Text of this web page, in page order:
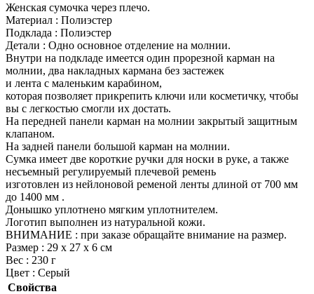
Женская сумочка через плечо.
Материал : Полиэстер
Подклада : Полиэстер
Детали : Одно основное отделение на молнии.
Внутри на подкладе имеется один прорезной карман на
молнии, два накладных кармана без застежек
и лента с маленьким карабином,
которая позволяет прикрепить ключи или косметичку, чтобы
вы с легкостью смогли их достать.
На передней панели карман на молнии закрытый защитным
клапаном.
На задней панели большой карман на молнии.
Сумка имеет две короткие ручки для носки в руке, а также
несъемный регулируемый плечевой ремень
изготовлен из нейлоновой ременой ленты длиной от 700 мм
до 1400 мм .
Донышко уплотнено мягким уплотнителем.
Логотип выполнен из натуральной кожи.
ВНИМАНИЕ : при заказе обращайте внимание на размер.
Размер : 29 х 27 х 6 см
Вес : 230 г
Цвет : Серый
Свойства